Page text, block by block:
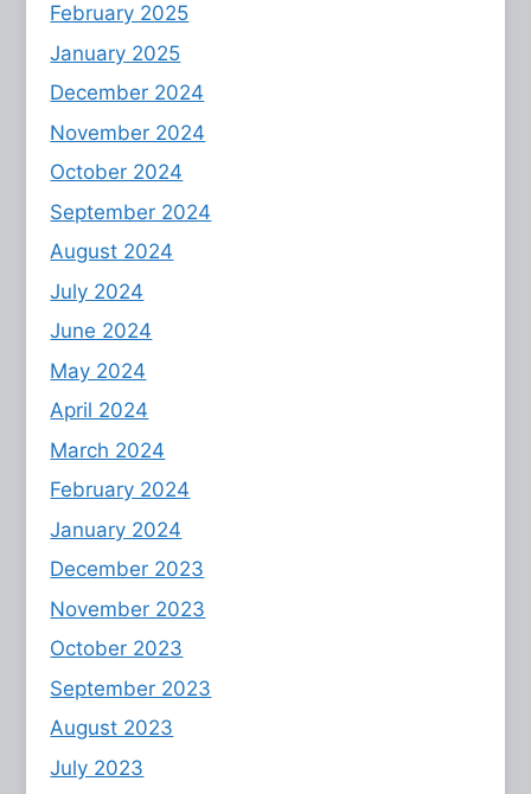
February 2025
January 2025
December 2024
November 2024
October 2024
September 2024
August 2024
July 2024
June 2024
May 2024
April 2024
March 2024
February 2024
January 2024
December 2023
November 2023
October 2023
September 2023
August 2023
July 2023